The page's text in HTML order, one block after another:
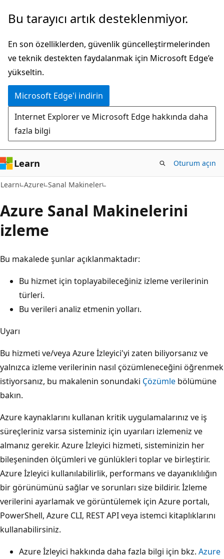
Ana
atla
Bu tarayıcı artık desteklenmiyor.
En son özelliklerden, güvenlik güncelleştirmelerinden
ve teknik destekten faydalanmak için Microsoft Edge’e
yükseltin.
Microsoft Edge'i indirin
Internet Explorer ve Microsoft Edge hakkında daha
fazla bilgi
Learn Oturum açın
Learn Azure Sanal Makineler
Azure Sanal Makinelerini
izleme
Bu makalede şunlar açıklanmaktadır:
Bu hizmet için toplayabileceğiniz izleme verilerinin
türleri.
Bu verileri analiz etmenin yolları.
Uyarı
Bu hizmeti ve/veya Azure İzleyici'yi zaten biliyorsanız ve
yalnızca izleme verilerinin nasıl çözümleneceğini öğrenmek
istiyorsanız, bu makalenin sonundaki Çözümle bölümüne
bakın.
Azure kaynaklarını kullanan kritik uygulamalarınız ve iş
süreçleriniz varsa sisteminiz için uyarıları izlemeniz ve
almanız gerekir. Azure İzleyici hizmeti, sisteminizin her
bileşeninden ölçümleri ve günlükleri toplar ve birleştirir.
Azure İzleyici kullanılabilirlik, performans ve dayanıklılığın
bir görünümünü sağlar ve sorunları size bildirir. İzleme
verilerini ayarlamak ve görüntülemek için Azure portalı,
PowerShell, Azure CLI, REST API veya istemci kitaplıklarını
kullanabilirsiniz.
Azure İzleyici hakkında daha fazla bilgi için bkz. Azure